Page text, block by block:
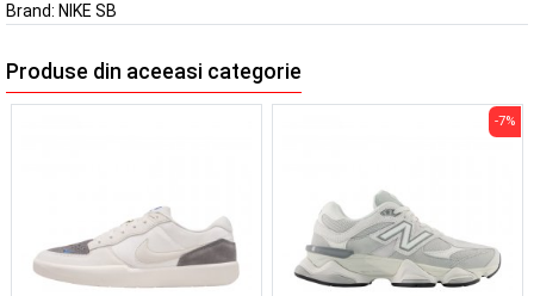
Brand: NIKE SB
Produse din aceeasi categorie
-7%